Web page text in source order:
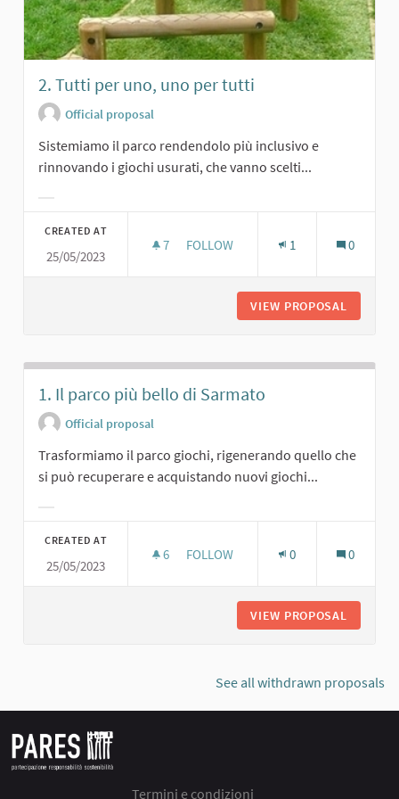
2. Tutti per uno, uno per tutti
Official proposal
Sistemiamo il parco rendendolo più inclusivo e
rinnovando i giochi usurati, che vanno scelti...
CREATED AT
25/05/2023
7 7 FOLLOWERS
FOLLOW 1 0
VIEW PROPOSAL
1. Il parco più bello di Sarmato
Official proposal
Trasformiamo il parco giochi, rigenerando quello che
si può recuperare e acquistando nuovi giochi...
CREATED AT
25/05/2023
6 6 FOLLOWERS
FOLLOW 0 0
VIEW PROPOSAL
See all withdrawn proposals
Termini e condizioni